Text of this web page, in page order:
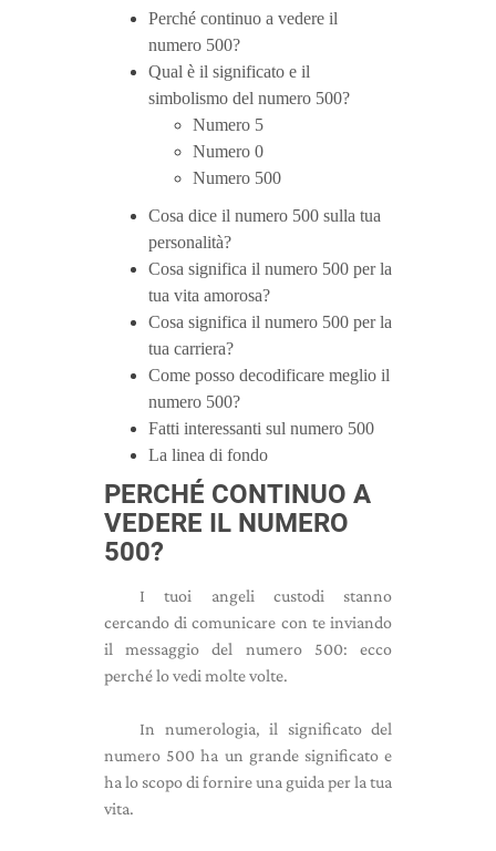
Perché continuo a vedere il
numero 500?
Qual è il significato e il
simbolismo del numero 500?
Numero 5
Numero 0
Numero 500
Cosa dice il numero 500 sulla tua
personalità?
Cosa significa il numero 500 per la
tua vita amorosa?
Cosa significa il numero 500 per la
tua carriera?
Come posso decodificare meglio il
numero 500?
Fatti interessanti sul numero 500
La linea di fondo
PERCHÉ CONTINUO A
VEDERE IL NUMERO
500?
I tuoi angeli custodi stanno
cercando di comunicare con te inviando
il messaggio del numero 500: ecco
perché lo vedi molte volte.
In numerologia, il significato del
numero 500 ha un grande significato e
ha lo scopo di fornire una guida per la tua
vita.